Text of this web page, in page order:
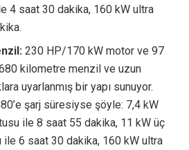
4 saat 30 dakika, 160 kW ultra
230 HP/170 kW motor ve 97
kilometre menzil ve uzun
uyarlanmış bir yapı sunuyor.
şarj süresiyse şöyle: 7,4 kW
ile 8 saat 55 dakika, 11 kW üç
ile 6 saat 30 dakika, 160 kW ultra